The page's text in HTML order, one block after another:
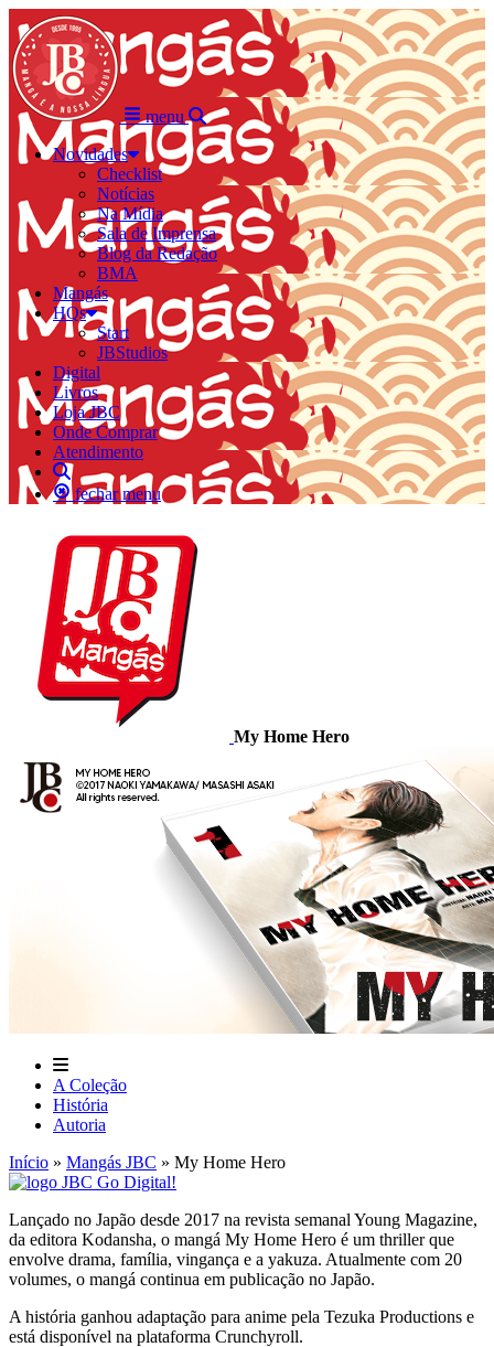
menu
Novidades
Checklist
Notícias
Na Mídia
Sala de Imprensa
Blog da Redação
BMA
Mangás
HQs
Start
JBStudios
Digital
Livros
Loja JBC
Onde Comprar
Atendimento
fechar menu
My Home Hero
A Coleção
História
Autoria
Início » Mangás JBC » My Home Hero
Lançado no Japão desde 2017 na revista semanal Young Magazine,
da editora Kodansha, o mangá My Home Hero é um thriller que
envolve drama, família, vingança e a yakuza. Atualmente com 20
volumes, o mangá continua em publicação no Japão.
A história ganhou adaptação para anime pela Tezuka Productions e
está disponível na plataforma Crunchyroll.